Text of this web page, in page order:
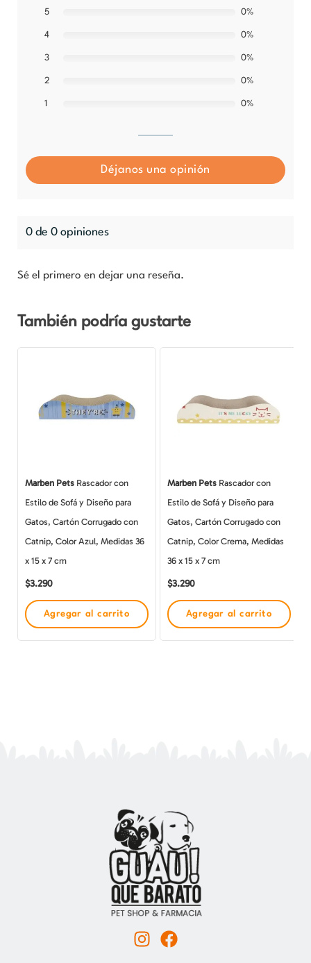
5 0%
4 0%
3 0%
2 0%
1 0%
Déjanos una opinión
0 de 0 opiniones
Sé el primero en dejar una reseña.
También podría gustarte
Marben Pets Rascador con
Estilo de Sofá y Diseño para
Gatos, Cartón Corrugado con
Catnip, Color Azul, Medidas 36
x 15 x 7 cm
$3.290
Agregar al carrito
Marben Pets Rascador con
Estilo de Sofá y Diseño para
Gatos, Cartón Corrugado con
Catnip, Color Crema, Medidas
36 x 15 x 7 cm
$3.290
Agregar al carrito
I
F